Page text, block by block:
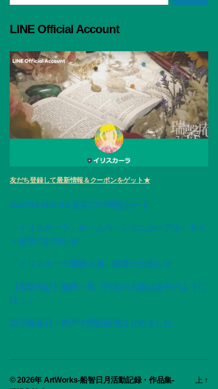
LINE Official Account
友だち登録して最新情報＆クーポンをゲット★
SACRA MAGIA 変容の72神性カード
「イリスカーラ」ホームページリニューアル・サイ
ト移管のお知らせ
「イリスカーラ購読会員」移管のお知らせ
【星紡夜話】無限・昇「灼位の太陽は赤子のように
泣く」
双子座新月・神戸で委託販売はじめました
© 2026年 ArtWorks-船智日月活動記録・作品集-
上 ↑